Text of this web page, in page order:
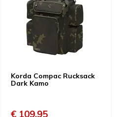
Korda Compac Rucksack
Dark Kamo
€ 109,95